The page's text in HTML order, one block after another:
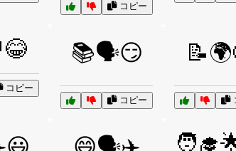
コピー
コピー
📚🗣️😏
コピー